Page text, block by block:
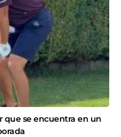
que se encuentra en un